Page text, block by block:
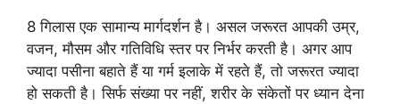
8 गिलास एक सामान्य मार्गदर्शन है। असल जरूरत आपकी उम्र,
वजन, मौसम और गतिविधि स्तर पर निर्भर करती है। अगर आप
ज्यादा पसीना बहाते हैं या गर्म इलाके में रहते हैं, तो जरूरत ज्यादा
हो सकती है। सिर्फ संख्या पर नहीं, शरीर के संकेतों पर ध्यान देना